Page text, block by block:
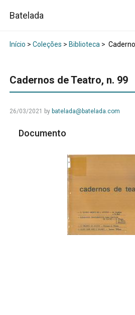
Batelada
Início > Coleções > Biblioteca>
Cadernos de Teatro, n. 99
26/03/2021 by batelada@batelada.com
Documento